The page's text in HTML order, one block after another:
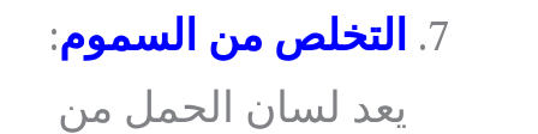
التخلص من السموم:
يعد لسان الحمل من